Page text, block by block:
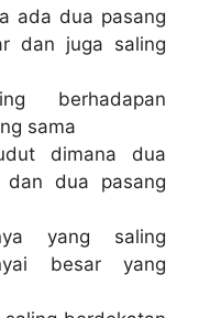
ada dua pasang
dan juga saling
berhadapan
sama
dimana dua
dua pasang
yang saling
besar yang